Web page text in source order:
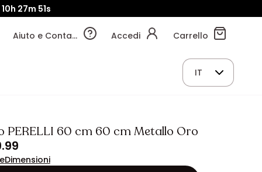
10h 27m 49s
Aiuto e Contatti Accedi Carrello
IT
PERELLI 60 cm 60 cm Metallo Oro
Dimensioni